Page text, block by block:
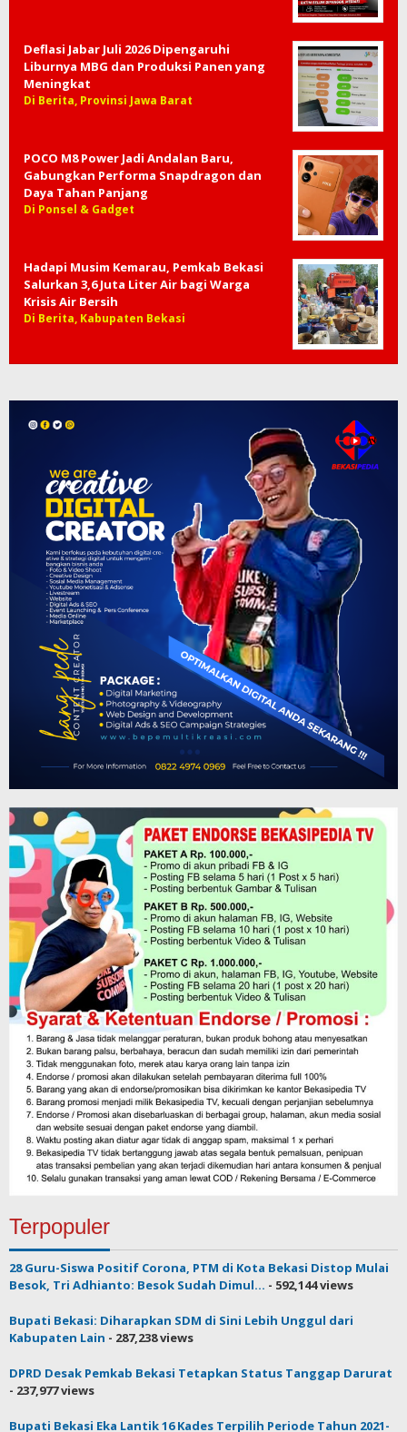
Deflasi Jabar Juli 2026 Dipengaruhi
Liburnya MBG dan Produksi Panen yang
Meningkat
Di Berita, Provinsi Jawa Barat
POCO M8 Power Jadi Andalan Baru,
Gabungkan Performa Snapdragon dan
Daya Tahan Panjang
Di Ponsel & Gadget
Hadapi Musim Kemarau, Pemkab Bekasi
Salurkan 3,6 Juta Liter Air bagi Warga
Krisis Air Bersih
Di Berita, Kabupaten Bekasi
Terpopuler
28 Guru-Siswa Positif Corona, PTM di Kota Bekasi Distop Mulai
Besok, Tri Adhianto: Besok Sudah Dimul... - 592,144 views
Bupati Bekasi: Diharapkan SDM di Sini Lebih Unggul dari
Kabupaten Lain - 287,238 views
DPRD Desak Pemkab Bekasi Tetapkan Status Tanggap Darurat
- 237,977 views
Bupati Bekasi Eka Lantik 16 Kades Terpilih Periode Tahun 2021-